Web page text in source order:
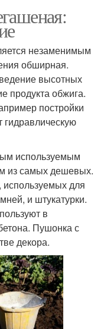
незаменимым
обширная.
высотных
продукта обжига.
постройки
используемым
из самых дешевых.
используемых для
и штукатурки.
в
Пушонка с
декора.